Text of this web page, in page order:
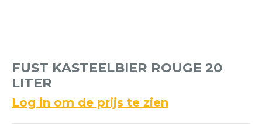
FUST KASTEELBIER ROUGE 20
LITER
Log in om de prijs te zien